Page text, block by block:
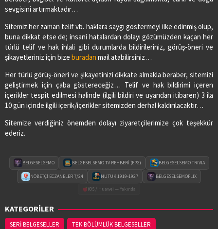
sevgisini artırmaktadır…
Sitemiz her zaman telif vb. haklara saygı göstermeyi ilke edinmiş olup,
buna dikkat etse de; insani hatalardan dolayı gözümüzden kaçan her
türlü telif ve hak ihlali gibi durumlarda bildirileriniz, görüş-öneri ve
şikayetleriniz için bize buradan mail atabilirsiniz…
Her türlü görüş-öneri ve şikayetinizi dikkate almakla beraber, sitemizi
geliştirmek için çaba göstereceğiz… Telif ve hak bildirimi içeren
içerikler tespit edilmesi halinde (ilgili bildiri ve uyarıdan itibaren) 3 ila
10 gün içinde ilgili içerik/içerikler sitemizden derhal kaldırılacaktır…
Sitemize verdiğiniz önemden dolayı ziyaretçilerimize çok teşekkür
ederiz.
BELGESELSEMO BELGESELSEMO TV REHBERİ (EPG) BELGESELSEMO TRIVIA
NÖBETÇİ ECZANELER 7/24 NUTUK 1919-1927
BELGESELSEMOFLIX
iOS / Huawei — Yakında
KATEGORİLER
SERİ BELGESELLER
TEK BÖLÜMLÜK BELGESELLER